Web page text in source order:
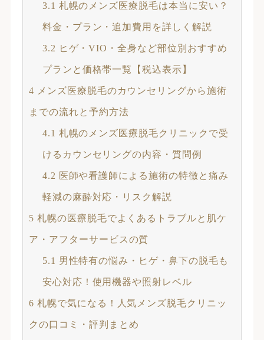
3.1 札幌のメンズ医療脱毛は本当に安い？
料金・プラン・追加費用を詳しく解説
3.2 ヒゲ・VIO・全身など部位別おすすめ
プランと価格帯一覧【税込表示】
4 メンズ医療脱毛のカウンセリングから施術
までの流れと予約方法
4.1 札幌のメンズ医療脱毛クリニックで受
けるカウンセリングの内容・質問例
4.2 医師や看護師による施術の特徴と痛み
軽減の麻酔対応・リスク解説
5 札幌の医療脱毛でよくあるトラブルと肌ケ
ア・アフターサービスの質
5.1 男性特有の悩み・ヒゲ・鼻下の脱毛も
安心対応！使用機器や照射レベル
6 札幌で気になる！人気メンズ脱毛クリニッ
クの口コミ・評判まとめ